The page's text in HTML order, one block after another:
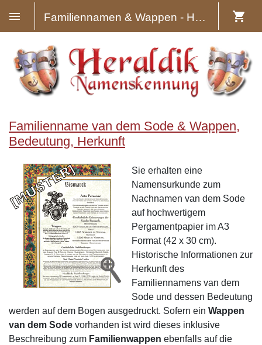
Familiennamen & Wappen - Heraldik
Familienname van dem Sode & Wappen,
Bedeutung, Herkunft
Sie erhalten eine
Namensurkunde zum
Nachnamen van dem Sode
auf hochwertigem
Pergamentpapier im A3
Format (42 x 30 cm).
Historische Informationen zur
Herkunft des
Familiennamens van dem
Sode und dessen Bedeutung
werden auf dem Bogen ausgedruckt. Sofern ein Wappen
van dem Sode vorhanden ist wird dieses inklusive
Beschreibung zum Familienwappen ebenfalls auf die